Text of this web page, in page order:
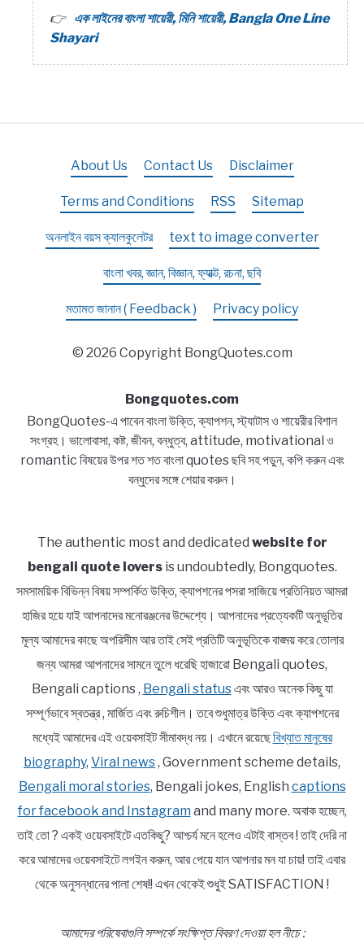
এক লাইনের বাংলা শায়েরী, মিনি শায়েরী, Bangla One Line
Shayari
About Us Contact Us Disclaimer
Terms and Conditions RSS Sitemap
অনলাইন বয়স ক্যালকুলেটর text to image converter
বাংলা খবর, জ্ঞান, বিজ্ঞান, ফ্যাক্ট, রচনা, ছবি
মতামত জানান ( Feedback ) Privacy policy
© 2026 Copyright BongQuotes.com
Bongquotes.com
BongQuotes-এ পাবেন বাংলা উক্তি, ক্যাপশন, স্ট্যাটাস ও শায়েরীর বিশাল
সংগ্রহ। ভালোবাসা, কষ্ট, জীবন, বন্ধুত্ব, attitude, motivational ও
romantic বিষয়ের উপর শত শত বাংলা quotes ছবি সহ পড়ুন, কপি করুন এবং
বন্ধুদের সঙ্গে শেয়ার করুন।
The authentic most and dedicated website for
bengali quote loversis undoubtedly, Bongquotes.
সমসাময়িক বিভিন্ন বিষয় সম্পর্কিত উক্তি, ক্যাপশনের পসরা সাজিয়ে প্রতিনিয়ত আমরা
হাজির হয়ে যাই আপনাদের মনোরঞ্জনের উদ্দেশ্যে। আপনাদের প্রত্যেকটি অনুভূতির
মূল্য আমাদের কাছে অপরিসীম আর তাই সেই প্রতিটি অনুভূতিকে বাঙ্ময় করে তোলার
জন্য আমরা আপনাদের সামনে তুলে ধরেছি হাজারো Bengali quotes,
Bengali captions , Bengali statusএবং আরও অনেক কিছু যা
সম্পূর্ণভাবে স্বতন্ত্র , মার্জিত এবং রুচিশীল। তবে শুধুমাত্র উক্তি এবং ক্যাপশনের
মধ্যেই আমাদের এই ওয়েবসাইট সীমাবদ্ধ নয়। এখানে রয়েছেবিখ্যাত মানুষের
biography, Viral news, Government scheme details,
Bengali moral stories, Bengali jokes, English captions
for facebook and Instagram and many more. অবাক হচ্ছেন,
তাই তো ? একই ওয়েবসাইটে এতকিছু? আশ্চর্য মনে হলেও এটাই বাস্তব ! তাই দেরি না
করে আমাদের ওয়েবসাইটে লগইন করুন, আর পেয়ে যান আপনার মন যা চায়! তাই এবার
থেকে অনুসন্ধানের পালা শেষ!! এখন থেকেই শুধুই SATISFACTION !
আমাদের পরিষেবাগুলি সম্পর্কে সংক্ষিপ্ত বিবরণ দেওয়া হল নীচে :